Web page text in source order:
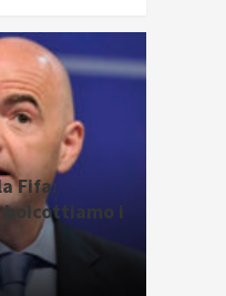
Fifa:
boicottiamo i